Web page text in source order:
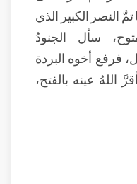
النصر الكبير الذي
سأل الجنودُ
فرفع أخوه البردة
اللهُ عينه بالفتح،